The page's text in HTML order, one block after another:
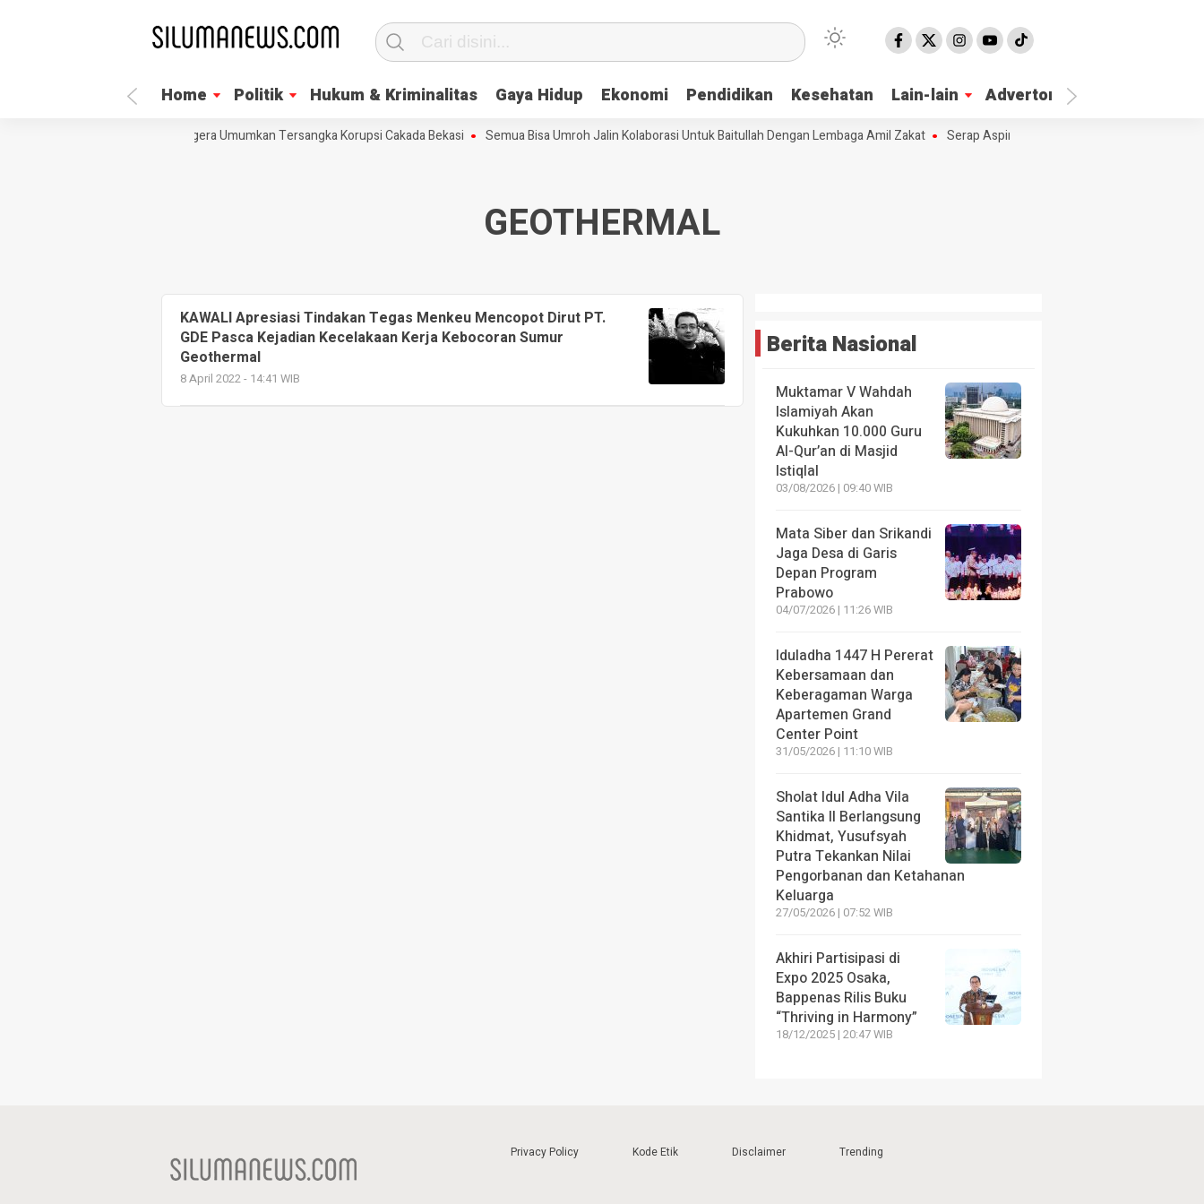
Home Politik Hukum & Kriminalitas Gaya Hidup Ekonomi Pendidikan Kesehatan Lain-lain Advertorial
LSM Trinusa Desak KPK Segera Umumkan Tersangka Korupsi Cakada Bekasi Semua Bisa Umroh Jalin Kolaborasi Untuk Baitullah Dengan Lembaga Amil Zakat Serap Aspirasi Masyarakat Hj. Nur Azizah
GEOTHERMAL
KAWALI Apresiasi Tindakan Tegas Menkeu Mencopot Dirut PT.
GDE Pasca Kejadian Kecelakaan Kerja Kebocoran Sumur
Geothermal
8 April 2022 - 14:41 WIB
Berita Nasional
Muktamar V Wahdah
Islamiyah Akan
Kukuhkan 10.000 Guru
Al-Qur’an di Masjid
Istiqlal
03/08/2026 | 09:40 WIB
Mata Siber dan Srikandi
Jaga Desa di Garis
Depan Program
Prabowo
04/07/2026 | 11:26 WIB
Iduladha 1447 H Pererat
Kebersamaan dan
Keberagaman Warga
Apartemen Grand
Center Point
31/05/2026 | 11:10 WIB
Sholat Idul Adha Vila
Santika II Berlangsung
Khidmat, Yusufsyah
Putra Tekankan Nilai
Pengorbanan dan Ketahanan
Keluarga
27/05/2026 | 07:52 WIB
Akhiri Partisipasi di
Expo 2025 Osaka,
Bappenas Rilis Buku
“Thriving in Harmony”
18/12/2025 | 20:47 WIB
Privacy Policy Kode Etik Disclaimer Trending